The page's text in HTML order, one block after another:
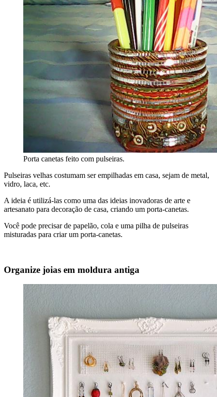
Porta canetas feito com pulseiras.
Pulseiras velhas costumam ser empilhadas em casa, sejam de metal,
vidro, laca, etc.
A ideia é utilizá-las como uma das ideias inovadoras de arte e
artesanato para decoração de casa, criando um porta-canetas.
Você pode precisar de papelão, cola e uma pilha de pulseiras
misturadas para criar um porta-canetas.
Organize joias em moldura antiga